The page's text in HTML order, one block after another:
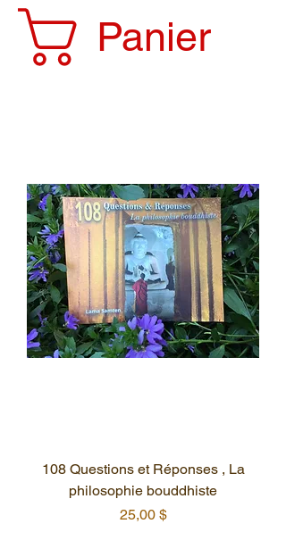
Panier
108 Questions et Réponses , La
philosophie bouddhiste
Prix
25,00 $